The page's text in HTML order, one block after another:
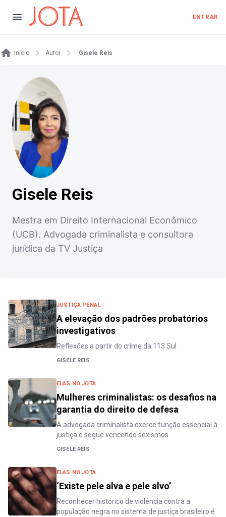
ENTRAR
Início Autor Gisele Reis
Gisele Reis
Mestra em Direito Internacional Econômico
(UCB). Advogada criminalista e consultora
jurídica da TV Justiça
JUSTIÇA PENAL
A elevação dos padrões probatórios
investigativos
Reflexões a partir do crime da 113 Sul
GISELE REIS
ELAS NO JOTA
Mulheres criminalistas: os desafios na
garantia do direito de defesa
A advogada criminalista exerce função essencial à
justiça e segue vencendo sexismos
GISELE REIS
ELAS NO JOTA
‘Existe pele alva e pele alvo’
Reconhecer histórico de violência contra a
população negra no sistema de justiça brasileiro é